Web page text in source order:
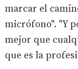
marcar el
micrófono". "Y
mejor que
que es la